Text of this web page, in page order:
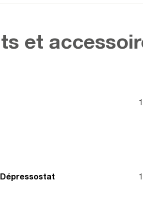
et
Dépressostat